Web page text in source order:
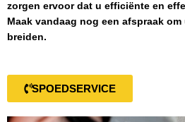
zorgen ervoor dat u efficiënte en
Maak vandaag nog een afspraak
breiden.
SPOEDSERVICE